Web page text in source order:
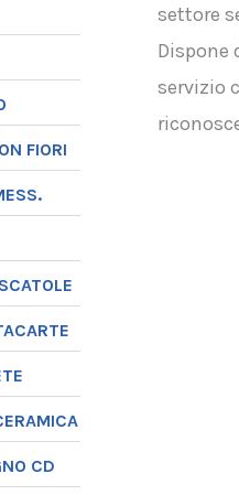
FIORI
CD
settore
Dispone
servizio